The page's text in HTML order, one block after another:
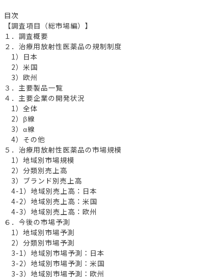
目次
【調査項目（総市場編）】
１．調査概要
２．治療用放射性医薬品の規制制度
1）日本
2）米国
3）欧州
３．主要製品一覧
４．主要企業の開発状況
1）全体
2）β線
3）α線
4）その他
５．治療用放射性医薬品の市場規模
1）地域別市場規模
2）分類別売上高
3）ブランド別売上高
4-1）地域別売上高：日本
4-2）地域別売上高：米国
4-3）地域別売上高：欧州
６．今後の市場予測
1）地域別市場予測
2）分類別市場予測
3-1）地域別市場予測：日本
3-2）地域別市場予測：米国
3-3）地域別市場予測：欧州